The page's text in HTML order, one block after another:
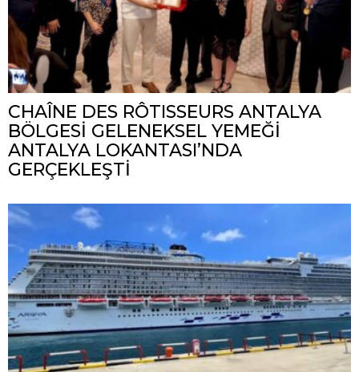
CHAÎNE DES RÔTISSEURS ANTALYA
BÖLGESİ GELENEKSEL YEMEĞİ
ANTALYA LOKANTASI’NDA
GERÇEKLEŞTİ